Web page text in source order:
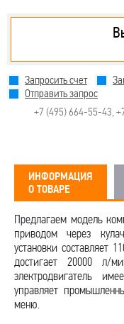
Запросить счет
Отправить запрос
+7 (495) 664-55-43
ИНФОРМАЦИЯ
О ТОВАРЕ
Предлагаем модель
приводом через
установки составляет
достигает 20000 л/
электродвигатель
управляет
меню.